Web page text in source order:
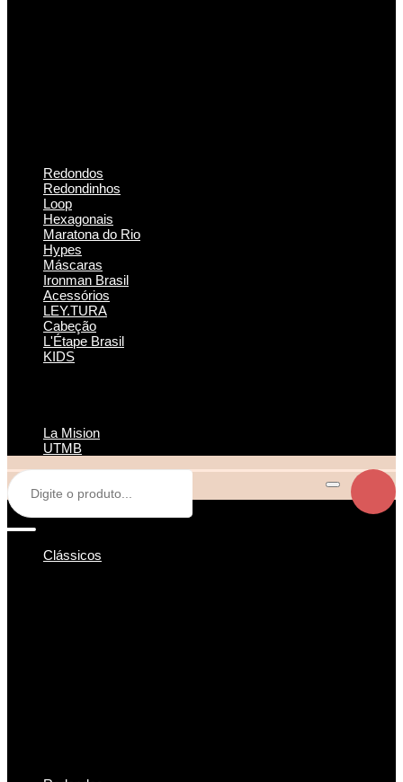
Redondos
Redondinhos
Loop
Hexagonais
Maratona do Rio
Hypes
Máscaras
Ironman Brasil
Acessórios
LEY.TURA
Cabeção
L'Étape Brasil
KIDS
La Mision
UTMB
Clássicos